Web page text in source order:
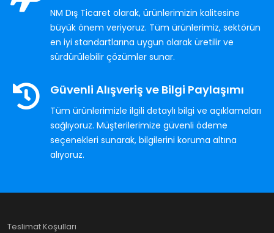
NM Dış Ticaret olarak, ürünlerimizin kalitesine
büyük önem veriyoruz. Tüm ürünlerimiz, sektörün
en iyi standartlarına uygun olarak üretilir ve
sürdürülebilir çözümler sunar.
Güvenli Alışveriş ve Bilgi Paylaşımı
Tüm ürünlerimizle ilgili detaylı bilgi ve açıklamaları
sağlıyoruz. Müşterilerimize güvenli ödeme
seçenekleri sunarak, bilgilerini koruma altına
alıyoruz.
Teslimat Koşulları